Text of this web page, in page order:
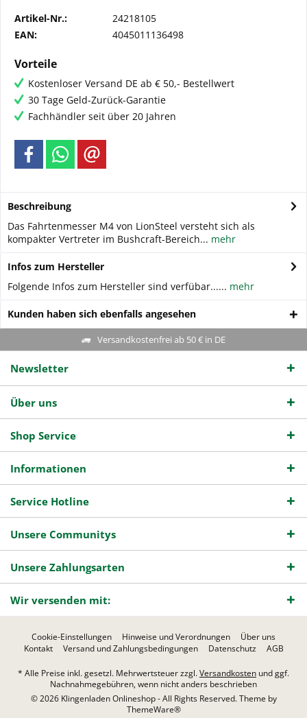
Artikel-Nr.:
24218105
EAN:
4045011136498
Vorteile
Kostenloser Versand DE ab € 50,- Bestellwert
30 Tage Geld-Zurück-Garantie
Fachhändler seit über 20 Jahren
Beschreibung
Das Fahrtenmesser M4 von LionSteel versteht sich als
kompakter Vertreter im Bushcraft-Bereich... mehr
Infos zum Hersteller
Folgende Infos zum Hersteller sind verfübar...... mehr
Kunden haben sich ebenfalls angesehen
Versandkostenfrei ab 50 € in DE
Newsletter
Über uns
Shop Service
Informationen
Service Hotline
Unsere Communitys
Unsere Zahlungsarten
Wir versenden mit:
Cookie-Einstellungen Hinweise und Verordnungen
Über uns
Kontakt
Versand und Zahlungsbedingungen Datenschutz AGB
* Alle Preise inkl. gesetzl. Mehrwertsteuer zzgl.Versandkosten und ggf.
Nachnahmegebühren, wenn nicht anders beschrieben
© 2026 Klingenladen Onlineshop - All Rights Reserved. Theme by
ThemeWare®